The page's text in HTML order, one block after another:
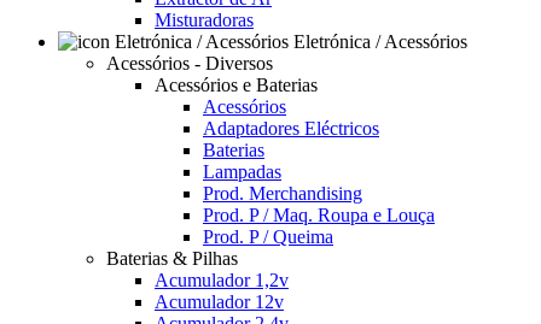
Misturadoras
Eletrónica / Acessórios
Acessórios - Diversos
Acessórios e Baterias
Acessórios
Adaptadores Eléctricos
Baterias
Lampadas
Prod. Merchandising
Prod. P / Maq. Roupa e Louça
Prod. P / Queima
Baterias & Pilhas
Acumulador 1,2v
Acumulador 12v